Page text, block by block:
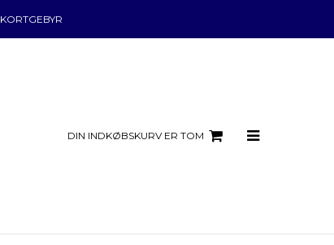
KORTGEBYR
DIN INDKØBSKURV ER TOM